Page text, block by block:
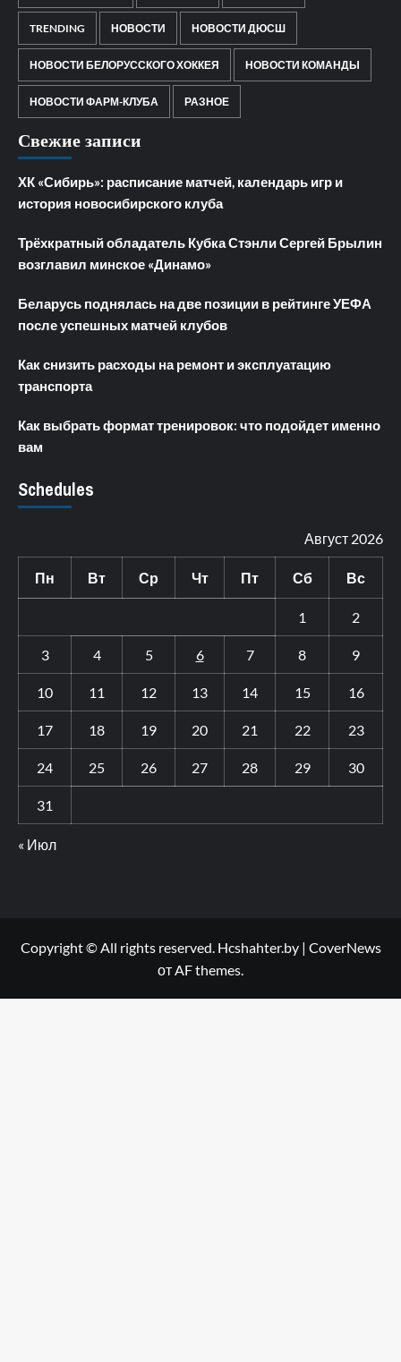
TRENDING НОВОСТИ НОВОСТИ ДЮСШ
НОВОСТИ БЕЛОРУССКОГО ХОККЕЯ НОВОСТИ КОМАНДЫ
НОВОСТИ ФАРМ-КЛУБА РАЗНОЕ
Свежие записи
ХК «Сибирь»: расписание матчей, календарь игр и
история новосибирского клуба
Трёхкратный обладатель Кубка Стэнли Сергей Брылин
возглавил минское «Динамо»
Беларусь поднялась на две позиции в рейтинге УЕФА
после успешных матчей клубов
Как снизить расходы на ремонт и эксплуатацию
транспорта
Как выбрать формат тренировок: что подойдет именно
вам
Schedules
Август 2026
Пн Вт Ср Чт Пт Сб Вс
1 2
3 4 5 6 7 8 9
10 11 12 13 14 15 16
17 18 19 20 21 22 23
24 25 26 27 28 29 30
31
« Июл
Copyright © All rights reserved. Hcshahter.by | CoverNews
от AF themes.